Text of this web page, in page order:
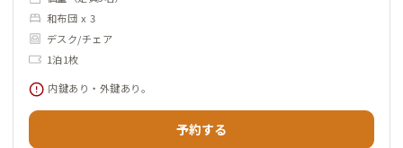
和布団 x 3
デスク/チェア
1泊1枚
内鍵あり・外鍵あり。
予約する